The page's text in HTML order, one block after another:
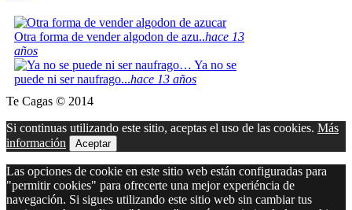
Otra forma de vender algodon de azu..hace 13
años
Ya no se
puede ni ser naufrago...hace 13 años
Te Cagas © 2014
Si continuas utilizando este sitio, aceptas el uso de las cookies. Más
información
Aceptar
Las opciones de cookie en este sitio web están configuradas para
"permitir cookies" para ofrecerte una mejor experiéncia de
navegación. Si sigues utilizando este sitio web sin cambiar tus